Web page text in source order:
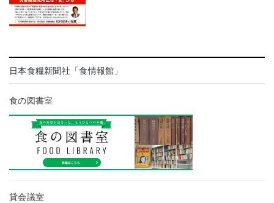
日本食糧新聞社「食情報館」
食の図書室
貸会議室